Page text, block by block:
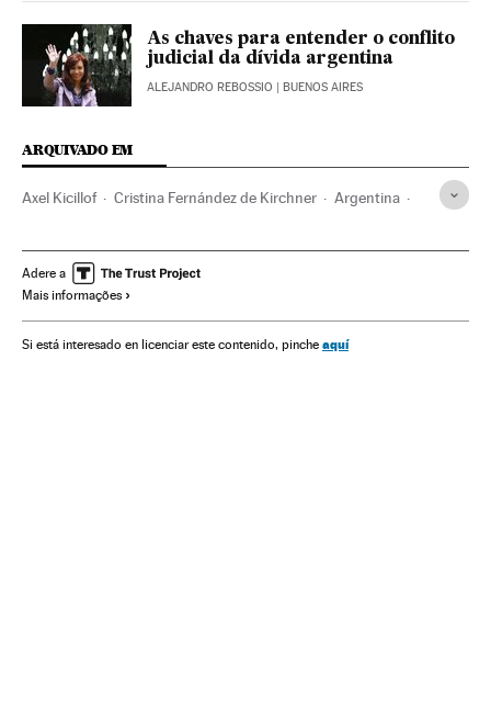
As chaves para entender o conflito
judicial da dívida argentina
ALEJANDRO REBOSSIO | BUENOS AIRES
ARQUIVADO EM
Axel Kicillof Cristina Fernández de Kirchner Argentina
Recessão econômica Finanças internacionais
Conjuntura econômica
América Economia Finanças
Adere a
Mais informações
Si está interesado en licenciar este contenido, pinche aquí